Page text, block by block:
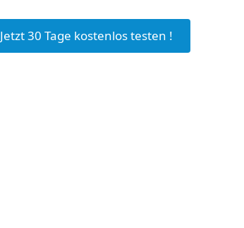
Jetzt 30 Tage kostenlos testen !